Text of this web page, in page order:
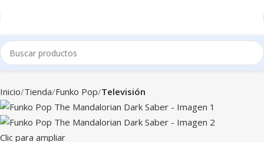
Inicio Tienda Funko Pop Televisión
Clic para ampliar